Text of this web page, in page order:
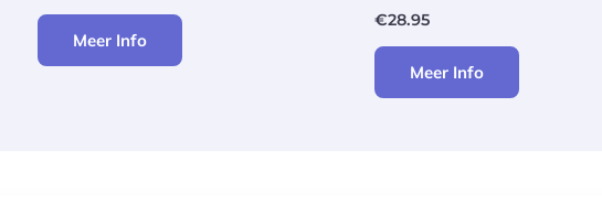
Meer Info
€28.95
Meer Info